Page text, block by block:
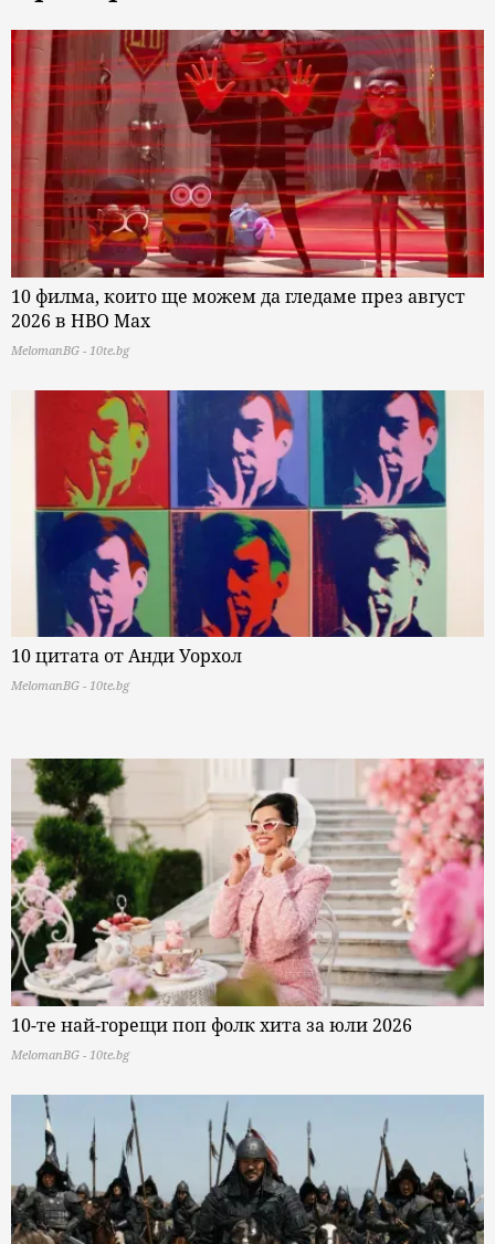
10 филма, които ще можем да гледаме през август
2026 в HBO Max
MelomanBG - 10te.bg
10 цитата от Анди Уорхол
MelomanBG - 10te.bg
10-те най-горещи поп фолк хита за юли 2026
MelomanBG - 10te.bg